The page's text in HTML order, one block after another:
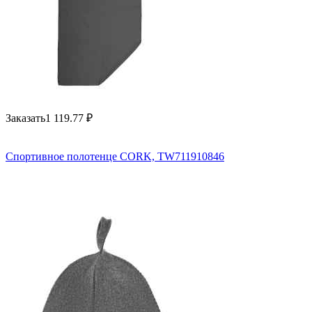
Заказать1 119.77 ₽
Спортивное полотенце CORK, TW711910846